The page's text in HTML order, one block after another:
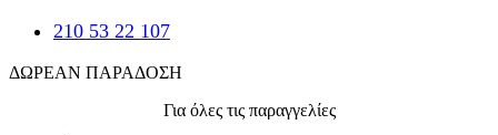
210 53 22 107
ΔΩΡΕΑΝ ΠΑΡΑΔΟΣΗ
Για όλες τις παραγγελίες